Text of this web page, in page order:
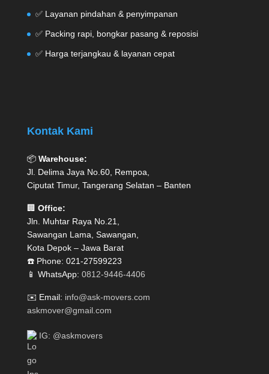
✅ Layanan pindahan & penyimpanan
✅ Packing rapi, bongkar pasang & reposisi
✅ Harga terjangkau & layanan cepat
Kontak Kami
📦 Warehouse:
Jl. Delima Jaya No.60, Rempoa,
Ciputat Timur, Tangerang Selatan – Banten
🏢 Office:
Jln. Muhtar Raya No.21,
Sawangan Lama, Sawangan,
Kota Depok – Jawa Barat
☎️ Phone: 021-27599223
📱 WhatsApp: 0812-9446-4406
✉️ Email: info@ask-movers.com
askmover@gmail.com
IG: @askmovers